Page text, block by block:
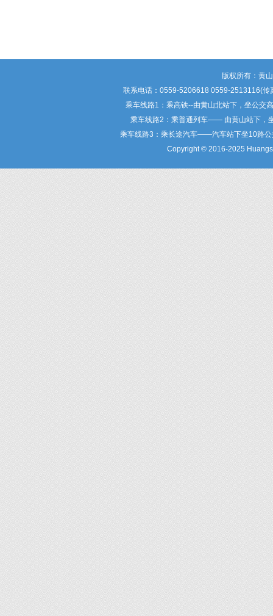
版权所有：
联系电话：0559-5206618 0559-2513116(
乘车线路1：乘高铁--由黄山北站下，坐公交
乘车线路2：乘普通列车—— 由黄山站下，
乘车线路3：乘长途汽车——汽车站下坐10路公
Copyright © 2016-2025